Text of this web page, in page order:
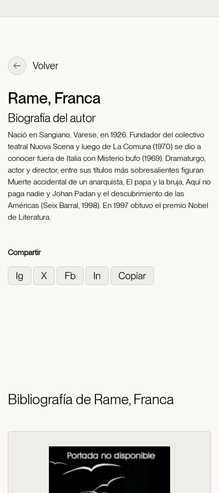
Volver
Rame, Franca
Biografía del autor
Nació en Sangiano, Varese, en 1926. Fundador del colectivo
teatral Nuova Scena y luego de La Comuna (1970) se dio a
conocer fuera de Italia con Misterio bufo (1969). Dramaturgo,
actor y director, entre sus títulos más sobresalientes figuran
Muerte accidental de un anarquista, El papa y la bruja, Aquí no
paga nadie y Johan Padan y el descubrimiento de las
Américas (Seix Barral, 1998). En 1997 obtuvo el premio Nobel
de Literatura.
Compartir
Bibliografía de Rame, Franca